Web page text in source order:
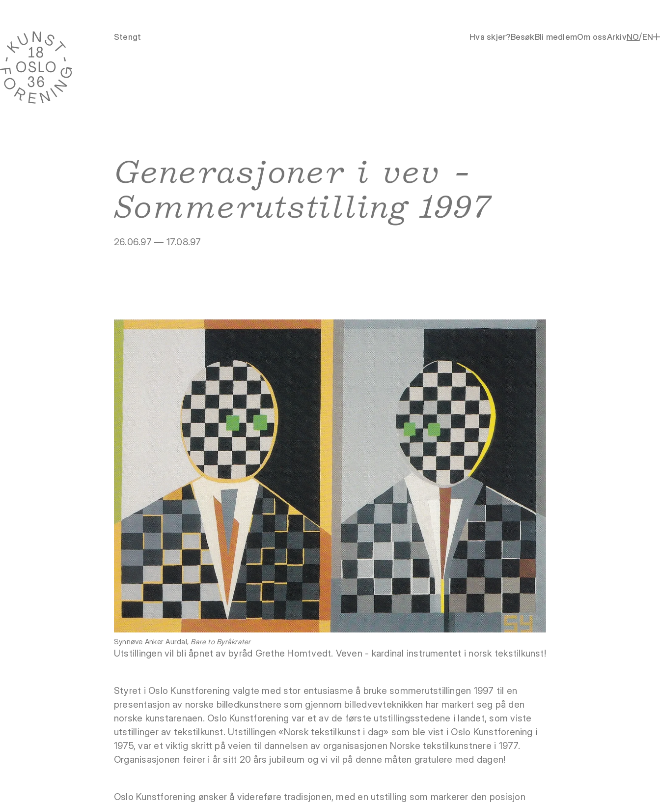
Stengt Hva skjer?BesøkBli medlemOm ossArkivNO/EN
Generasjoner i vev -
Sommerutstilling 1997
26.06.97 — 17.08.97
Synnøve Anker Aurdal, Bare to Byråkrater
Utstillingen vil bli åpnet av byråd Grethe Homtvedt. Veven - kardinal instrumentet i norsk tekstilkunst!
Styret i Oslo Kunstforening valgte med stor entusiasme å bruke sommerutstillingen 1997 til en
presentasjon av norske billedkunstnere som gjennom billedvevteknikken har markert seg på den
norske kunstarenaen. Oslo Kunstforening var et av de første utstillingsstedene i landet, som viste
utstillinger av tekstilkunst. Utstillingen «Norsk tekstilkunst i dag» som ble vist i Oslo Kunstforening i
1975, var et viktig skritt på veien til dannelsen av organisasjonen Norske tekstilkunstnere i 1977.
Organisasjonen feirer i år sitt 20 års jubileum og vi vil på denne måten gratulere med dagen!
Oslo Kunstforening ønsker å videreføre tradisjonen, med en utstilling som markerer den posisjon